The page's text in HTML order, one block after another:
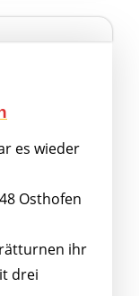
es wieder
Osthofen
ihr
drei